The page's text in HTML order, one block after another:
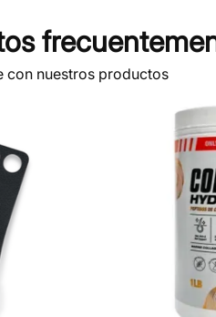
con nuestros productos